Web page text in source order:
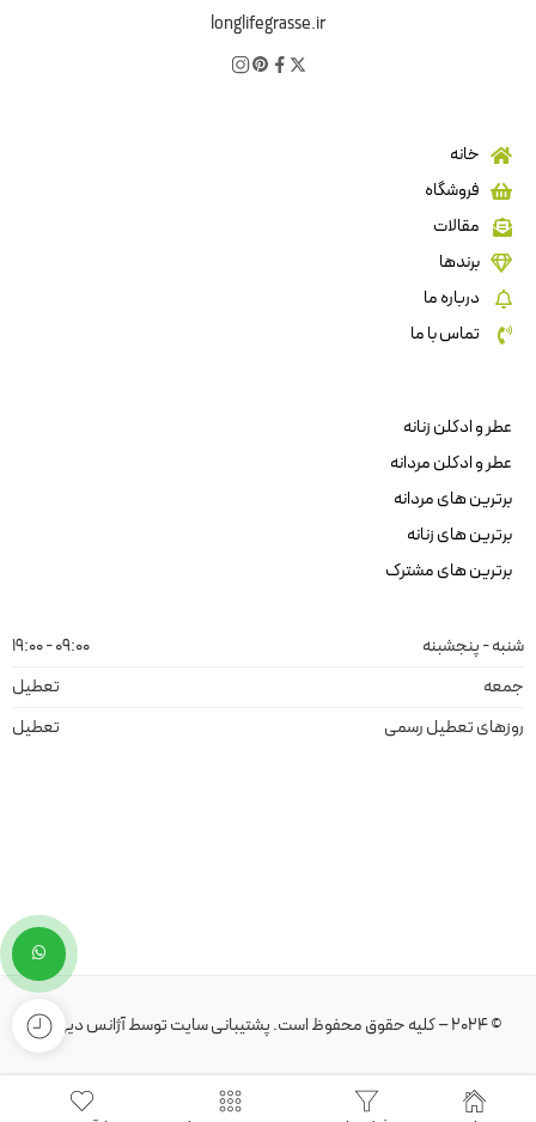
longlifegrasse.ir
خانه
فروشگاه
مقالات
برندها
درباره ما
تماس با ما
عطر و ادکلن زنانه
عطر و ادکلن مردانه
برترین های مردانه
برترین های زنانه
برترین های مشترک
شنبه - پنجشبنه
09:00 - 19:00
جمعه
تعطیل
روزهای تعطیل رسمی
تعطیل
© 2024 – کلیه حقوق محفوظ است. پشتیبانی سایتتوسطآژانس دیهیم.